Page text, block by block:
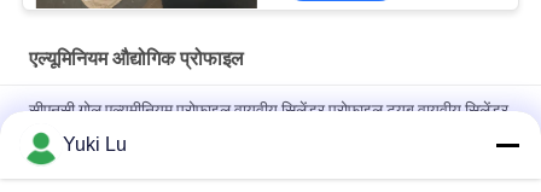
एल्यूमिनियम औद्योगिक प्रोफाइल
सीएनसी गोल एल्यूमीनियम प्रोफाइल वायवीय सिलेंडर प्रोफाइल ट्यूब वायवीय सिलेंडर
दरवाजों/खिड़कियों के लिए चौकोर आकार की उच्च गुणवत्ता वाली एल्युमिनियम
एक्सट्रूज़न प्रोफाइल
Yuki Lu